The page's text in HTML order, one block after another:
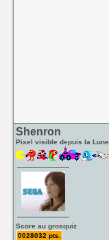
Shenron
Pixel visible depuis la Lune
Score au grosquiz
0028032 pts.